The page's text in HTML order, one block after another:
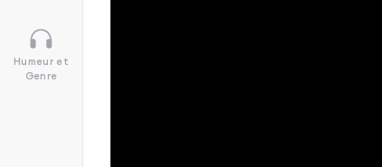
Humeur et
Genre